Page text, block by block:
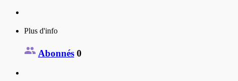
Plus d'info
Abonnés 0